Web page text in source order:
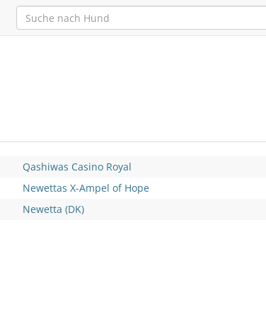
Qashiwas Casino Royal
Newettas X-Ampel of Hope
Newetta (DK)